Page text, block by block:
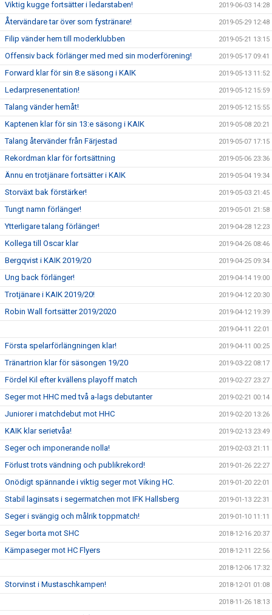
Viktig kugge fortsätter i ledarstaben! 2019-06-03 14:28
Återvändare tar över som fystränare! 2019-05-29 12:48
Filip vänder hem till moderklubben 2019-05-21 13:15
Offensiv back förlänger med med sin moderförening! 2019-05-17 09:41
Forward klar för sin 8:e säsong i KAIK 2019-05-13 11:52
Ledarpresenentation! 2019-05-12 15:59
Talang vänder hemåt! 2019-05-12 15:55
Kaptenen klar för sin 13:e säsong i KAIK 2019-05-08 20:21
Talang återvänder från Färjestad 2019-05-07 17:15
Rekordman klar för fortsättning 2019-05-06 23:36
Ännu en trotjänare fortsätter i KAIK 2019-05-04 19:34
Storväxt bak förstärker! 2019-05-03 21:45
Tungt namn förlänger! 2019-05-01 21:58
Ytterligare talang förlänger! 2019-04-28 12:23
Kollega till Oscar klar 2019-04-26 08:46
Bergqvist i KAIK 2019/20 2019-04-25 09:34
Ung back förlänger! 2019-04-14 19:00
Trotjänare i KAIK 2019/20! 2019-04-12 20:30
Robin Wall fortsätter 2019/2020 2019-04-12 19:39
2019-04-11 22:01
Första spelarförlängningen klar! 2019-04-11 00:25
Tränartrion klar för säsongen 19/20 2019-03-22 08:17
Fördel Kil efter kvällens playoff match 2019-02-27 23:27
Seger mot HHC med två a-lags debutanter 2019-02-21 00:14
Juniorer i matchdebut mot HHC 2019-02-20 13:26
KAIK klar serietvåa! 2019-02-13 23:49
Seger och imponerande nolla! 2019-02-03 21:11
Förlust trots vändning och publikrekord! 2019-01-26 22:27
Onödigt spännande i viktig seger mot Viking HC. 2019-01-20 22:01
Stabil laginsats i segermatchen mot IFK Hallsberg 2019-01-13 22:31
Seger i svängig och målrik toppmatch! 2019-01-10 11:11
Seger borta mot SHC 2018-12-16 20:37
Kämpaseger mot HC Flyers 2018-12-11 22:56
2018-12-06 17:32
Storvinst i Mustaschkampen! 2018-12-01 01:08
2018-11-26 18:13